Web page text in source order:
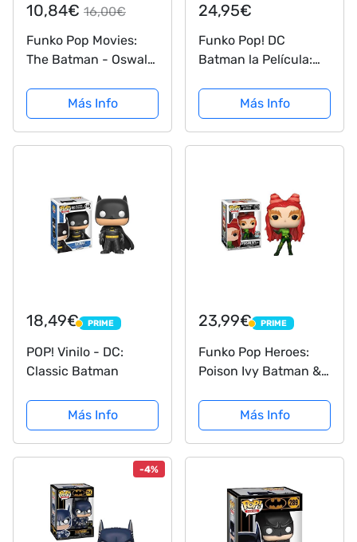
10,84€ 16,00€
Funko Pop Movies:
The Batman - Oswald
This Pop! Figure
Comes with a 1 in 6
Chance of Receiving
Chase...
Más Info
24,95€
Funko Pop! DC
Batman la Película:
Más Info
18,49€ PRIME
PRIME
POP! Vinilo - DC:
Classic Batman
Más Info
23,99€ PRIME
PRIME
Funko Pop Heroes:
Poison Ivy Batman &
Series Standard
Más Info
-4%